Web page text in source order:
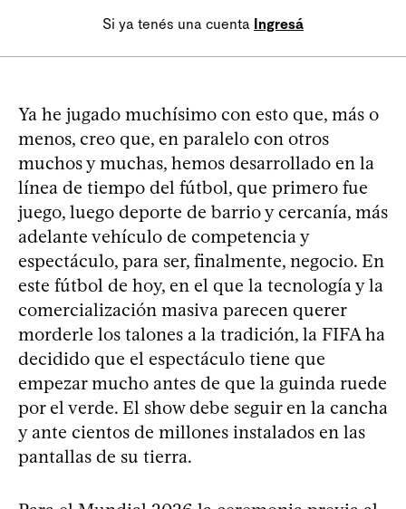
Si ya tenés una cuenta Ingresá
Ya he jugado muchísimo con esto que, más o
menos, creo que, en paralelo con otros
muchos y muchas, hemos desarrollado en la
línea de tiempo del fútbol, que primero fue
juego, luego deporte de barrio y cercanía, más
adelante vehículo de competencia y
espectáculo, para ser, finalmente, negocio. En
este fútbol de hoy, en el que la tecnología y la
comercialización masiva parecen querer
morderle los talones a la tradición, la FIFA ha
decidido que el espectáculo tiene que
empezar mucho antes de que la guinda ruede
por el verde. El show debe seguir en la cancha
y ante cientos de millones instalados en las
pantallas de su tierra.